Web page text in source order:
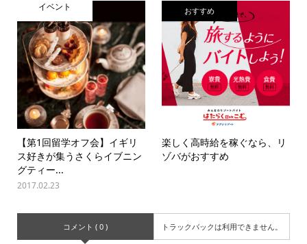
イベント
【第1回留学オフ会】イギリ
ス好きが集うさくらイブニン
グティー...
2017.02.23
おすすめ
楽しく高時給を稼ぐなら、リ
ゾバがおすすめ
コメント ( 0 ) トラックバックは利用できません。